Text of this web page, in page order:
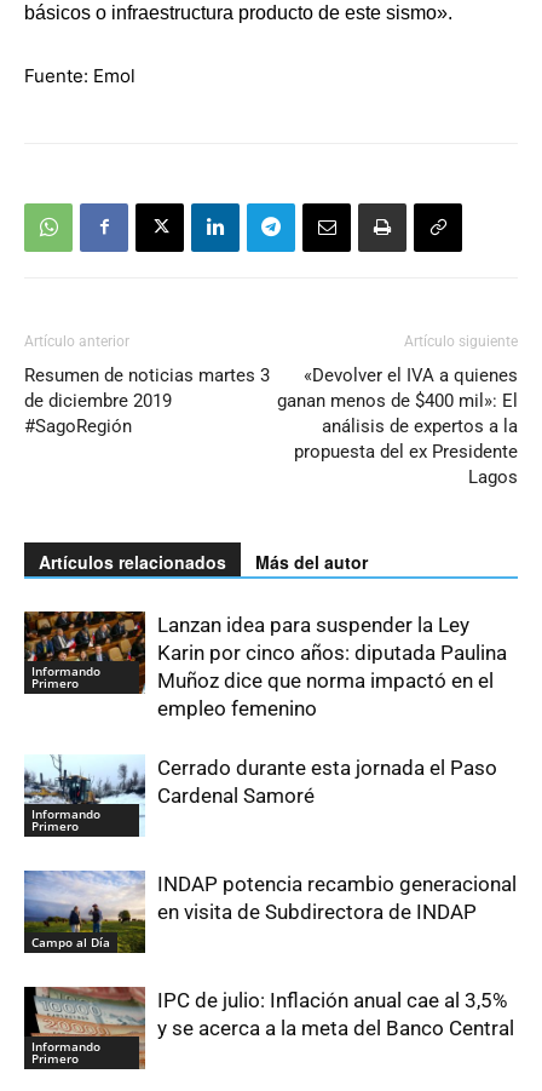
básicos o infraestructura producto de este sismo».
Fuente: Emol
Artículo anterior
Resumen de noticias martes 3
de diciembre 2019
#SagoRegión
Artículo siguiente
«Devolver el IVA a quienes
ganan menos de $400 mil»: El
análisis de expertos a la
propuesta del ex Presidente
Lagos
Artículos relacionados Más del autor
Informando
Primero
Lanzan idea para suspender la Ley
Karin por cinco años: diputada Paulina
Muñoz dice que norma impactó en el
empleo femenino
Informando
Primero
Cerrado durante esta jornada el Paso
Cardenal Samoré
Campo al Día
INDAP potencia recambio generacional
en visita de Subdirectora de INDAP
Informando
Primero
IPC de julio: Inflación anual cae al 3,5%
y se acerca a la meta del Banco Central